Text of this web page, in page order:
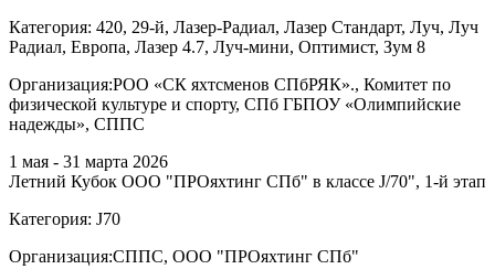
Категория: 420, 29-й, Лазер-Радиал, Лазер Стандарт, Луч, Луч
Радиал, Европа, Лазер 4.7, Луч-мини, Оптимист, Зум 8
Организация:РОО «СК яхтсменов СПбРЯК»., Комитет по
физической культуре и спорту, СПб ГБПОУ «Олимпийские
надежды», СППС
1 мая - 31 марта 2026
Летний Кубок ООО "ПРОяхтинг СПб" в классе J/70", 1-й этап
Категория: J70
Организация:СППС, ООО "ПРОяхтинг СПб"